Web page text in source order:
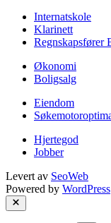
Internatskole
Klarinett
Regnskapsfører
Økonomi
Boligsalg
Eiendom
Hjertegod
Jobber
Levert av SeoWeb
Powered by WordPress
Close